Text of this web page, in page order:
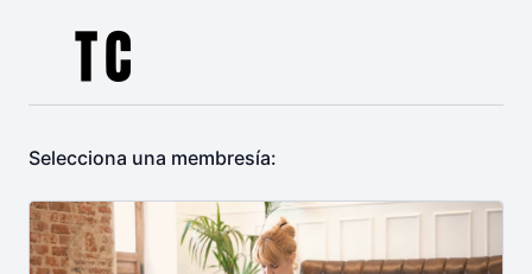
Selecciona una membresía: